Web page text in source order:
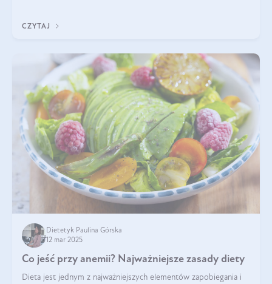
CZYTAJ
Dietetyk Paulina Górska
12 mar 2025
Co jeść przy anemii? Najważniejsze zasady diety
Dieta jest jednym z najważniejszych elementów zapobiegania i